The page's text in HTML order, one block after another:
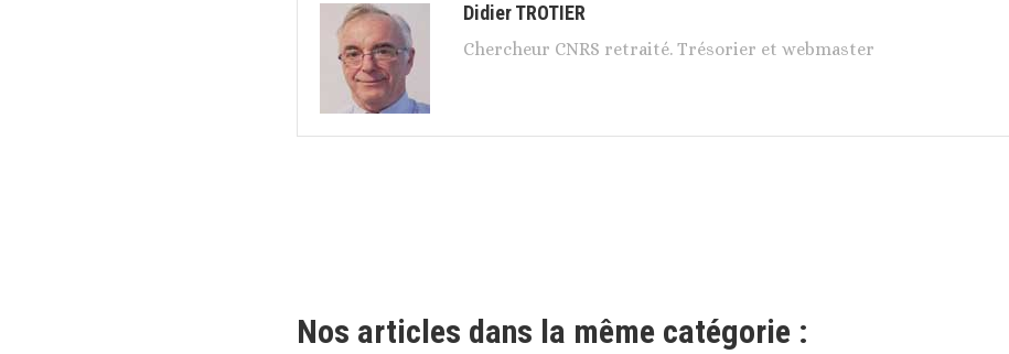
Didier TROTIER
Chercheur CNRS retraité. Trésorier et webmaster
Nos articles dans la même catégorie :